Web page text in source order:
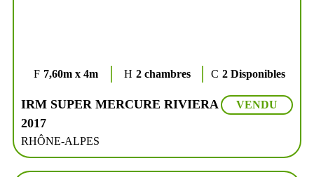
7,60m x 4m 2 chambres 2 Disponibles
IRM SUPER MERCURE RIVIERA
2017
RHÔNE-ALPES
VENDU